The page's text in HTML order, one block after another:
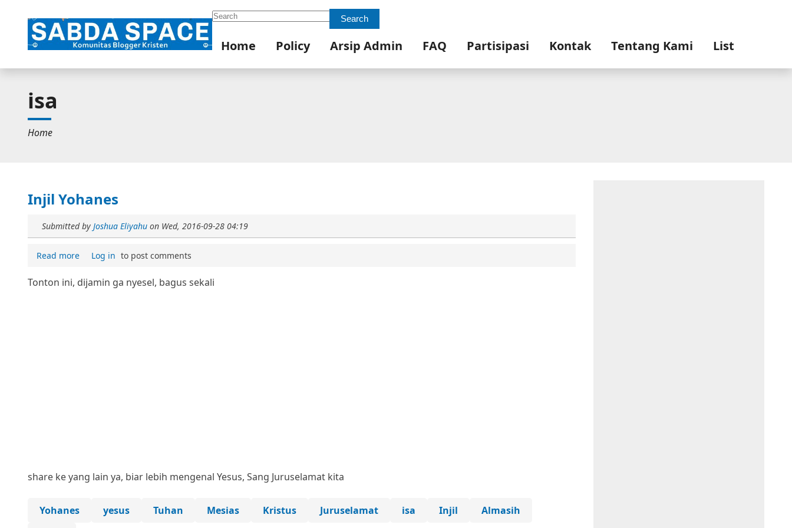
Search Search
Home Policy Arsip Admin FAQ Partisipasi Kontak Tentang Kami List
isa
Home
Injil Yohanes
Submitted by Joshua Eliyahu on Wed, 2016-09-28 04:19
Read more Log in to post comments
Tonton ini, dijamin ga nyesel, bagus sekali
share ke yang lain ya, biar lebih mengenal Yesus, Sang Juruselamat kita
Yohanes yesus Tuhan Mesias Kristus Juruselamat isa Injil Almasih